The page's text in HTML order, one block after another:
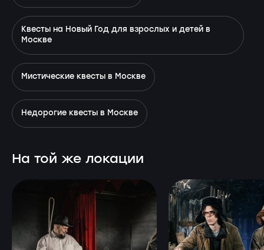
Квесты на Новый Год для взрослых и детей в
Москве
Мистические квесты в Москве
Недорогие квесты в Москве
На той же локации